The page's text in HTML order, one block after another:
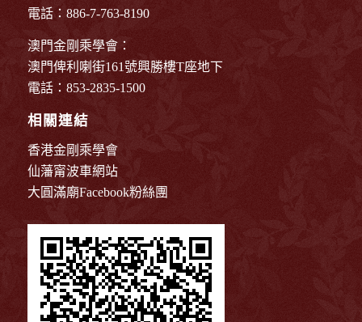
電話：886-7-763-8190
澳門金剛乘學會：
澳門俾利喇街161號興勝樓T座地下
電話：853-2835-1500
相關連結
香港金剛乘學會
仙藩甯波車網站
大圓滿廟Facebook粉絲團